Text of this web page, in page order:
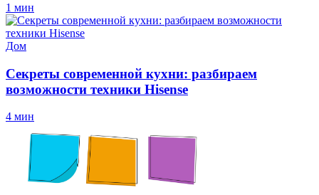
1 мин
Дом
Секреты современной кухни: разбираем
возможности техники Hisense
4 мин